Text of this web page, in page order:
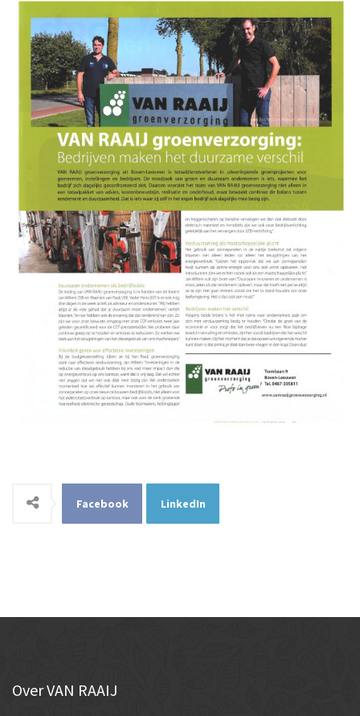
Facebook LinkedIn
OverVAN RAAIJ